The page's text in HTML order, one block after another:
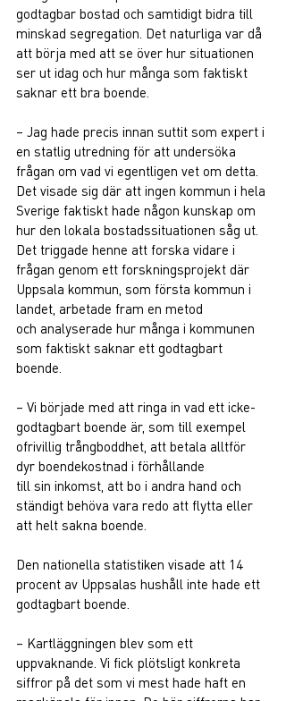
godtagbar bostad och samtidigt bidra till
minskad segregation. Det naturliga var då
att börja med att se över hur situationen
ser ut idag och hur många som faktiskt
saknar ett bra boende.
– Jag hade precis innan suttit som expert i
en statlig utredning för att undersöka
frågan om vad vi egentligen vet om detta.
Det visade sig där att ingen kommun i hela
Sverige faktiskt hade någon kunskap om
hur den lokala bostadssituationen såg ut.
Det triggade henne att forska vidare i
frågan genom ett forskningsprojekt där
Uppsala kommun, som första kommun i
landet, arbetade fram en metod
och analyserade hur många i kommunen
som faktiskt saknar ett godtagbart
boende.
– Vi började med att ringa in vad ett icke-
godtagbart boende är, som till exempel
ofrivillig trångboddhet, att betala alltför
dyr boendekostnad i förhållande
till sin inkomst, att bo i andra hand och
ständigt behöva vara redo att flytta eller
att helt sakna boende.
Den nationella statistiken visade att 14
procent av Uppsalas hushåll inte hade ett
godtagbart boende.
– Kartläggningen blev som ett
uppvaknande. Vi fick plötsligt konkreta
siffror på det som vi mest hade haft en